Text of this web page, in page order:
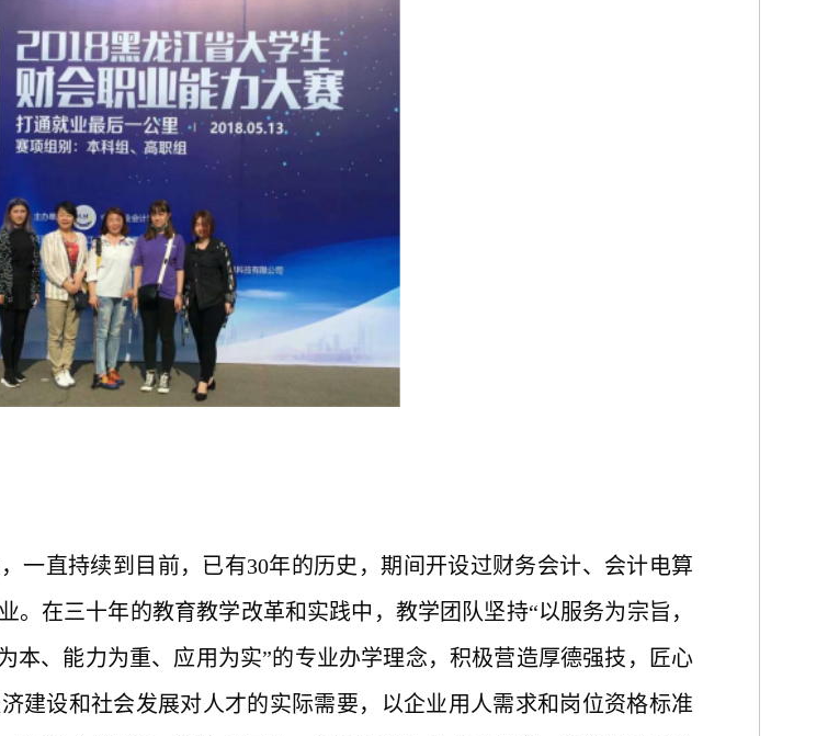
一直持续到目前，已有30年的历史，期间开设过财务会计、会计电算
。在三十年的教育教学改革和实践中， 教学团队坚持“以服务为宗旨，
本、能力为重、应用为实”的专业办学理念，积极营造厚德强技，匠心
建设和社会发展对人才的实际需要，
以企业用人需求和岗位资格标准